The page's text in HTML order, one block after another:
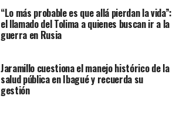
“Lo más probable es que allá pierdan la vida”:
el llamado del Tolima a quienes buscan ir a la
guerra en Rusia
Jaramillo cuestiona el manejo histórico de la
salud pública en Ibagué y recuerda su
gestión